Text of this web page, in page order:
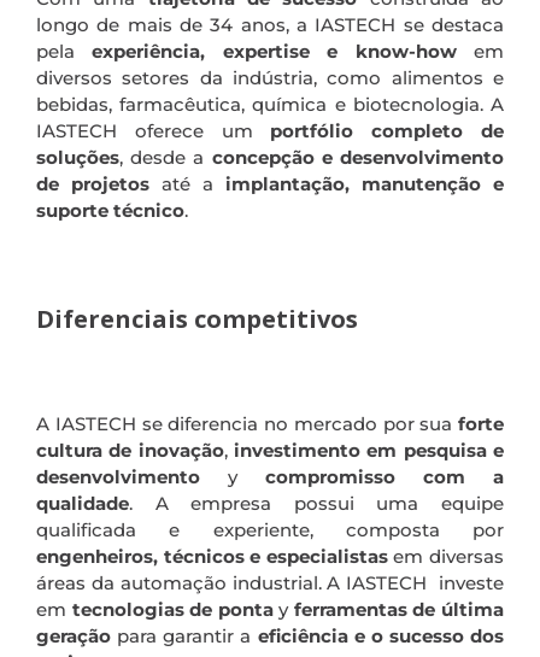
longo de mais de 34 anos, a IASTECH se destaca
pelaexperiência, expertise e know-howem
diversos setores da indústria, como alimentos e
bebidas, farmacêutica, química e biotecnologia. A
IASTECH oferece um portfólio completo de
soluções, desde a concepção e desenvolvimento
de projetos até a implantação, manutenção e
suporte técnico.
Diferenciais competitivos
A IASTECH se diferencia no mercado por sua forte
cultura de inovação,investimento em pesquisa e
desenvolvimento y compromisso com a
qualidade. A empresa possui uma equipe
qualificada e experiente, composta por
engenheiros, técnicos e especialistasem diversas
áreas da automação industrial. A IASTECH investe
em tecnologias de pontay ferramentas de última
geração para garantir a eficiência e o sucesso dos